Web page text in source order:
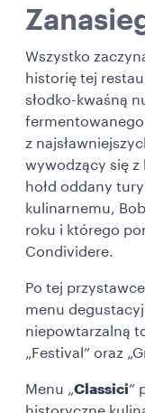
Wszystko
historię tej
słodko-kwaśną
z
wywodzący się
hołd oddany
kulinarnemu,
roku i którego
Condividere.
Po tej
menu
niepowtarzalną
„Festival” oraz
Menu „Classici”